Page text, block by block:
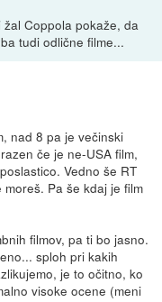
Coppola pokaže, da
tudi odlične filme...
nad 8 pa je večinski
če je ne-USA film,
Vedno še RT
Pa še kdaj je film
filmov, pa ti bo jasno.
sploh pri kakih
je to očitno, ko
visoke ocene (meni